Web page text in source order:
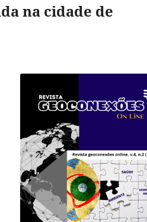
na cidade de